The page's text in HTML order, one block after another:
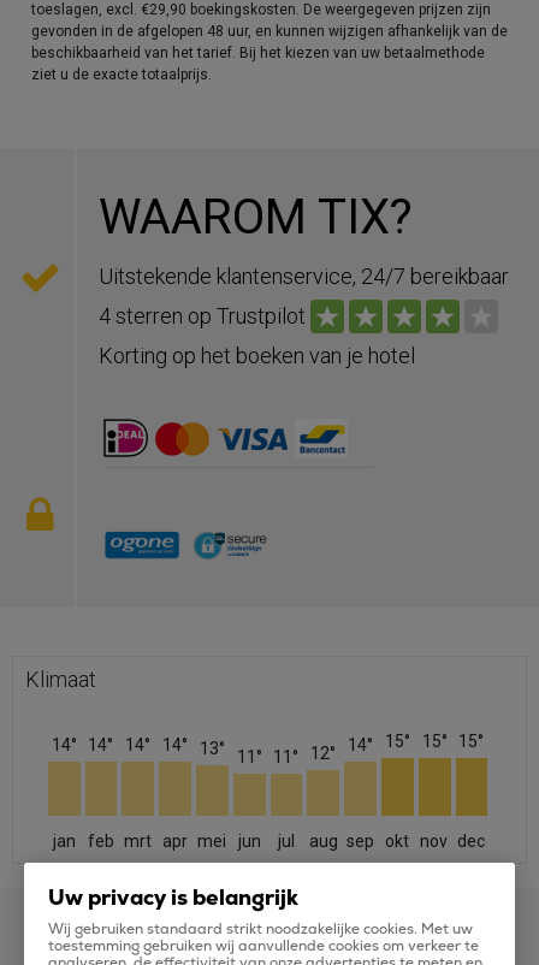
toeslagen, excl. €29,90 boekingskosten. De weergegeven prijzen zijn
gevonden in de afgelopen 48 uur, en kunnen wijzigen afhankelijk van de
beschikbaarheid van het tarief. Bij het kiezen van uw betaalmethode
ziet u de exacte totaalprijs.
WAAROM TIX?
Uitstekende klantenservice, 24/7 bereikbaar
4 sterren op Trustpilot
Korting op het boeken van je hotel
Klimaat
14° 14° 14° 14° 13° 11° 11° 12° 14° 15° 15° 15°
jan feb mrt apr mei jun jul aug sep okt nov dec
Uw privacy is belangrijk
Wij gebruiken standaard strikt noodzakelijke cookies. Met uw
toestemming gebruiken wij aanvullende cookies om verkeer te